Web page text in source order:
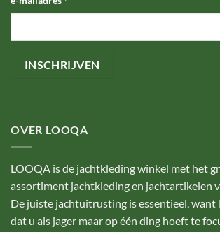
OVER LOOQA
LOOQA is de jachtkleding winkel met het
assortiment jachtkleding en jachtartikelen
De juiste jachtuitrusting is essentieel,
dat u als jager maar op één ding hoeft te